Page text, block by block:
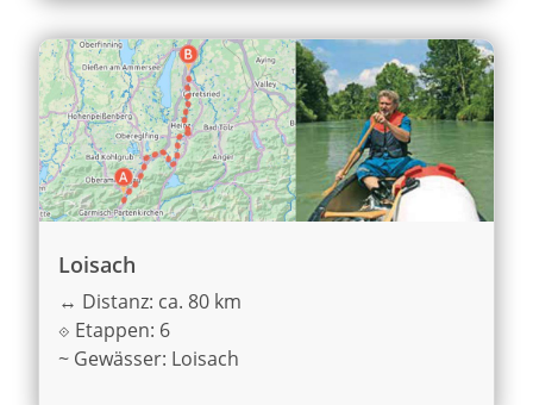
Loisach
↔ Distanz: ca. 80 km
⟐ Etappen: 6
~ Gewässer: Loisach